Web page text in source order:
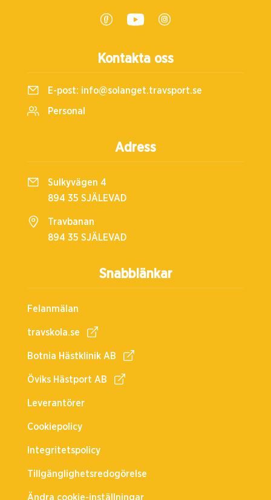
Snabblänkar
Felanmälan
travskola.se
Botnia Hästklinik AB
Öviks Hästport AB
Leverantörer
Cookiepolicy
Integritetspolicy
Tillgänglighetsredogörelse
Ändra cookie-inställningar
Kontakta oss
E-post: info@solanget.travsport.se
Personal
Adress
Sulkyvägen 4
894 35 SJÄLEVAD
Travbanan
894 35 SJÄLEVAD